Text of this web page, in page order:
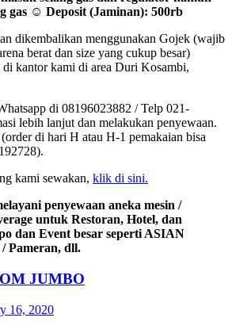
gas ☺ Deposit (Jaminan): 500rb
dikembalikan menggunakan Gojek (wajib
berat dan size yang cukup besar)
kantor kami di area Duri Kosambi,
di 08196023882 / Telp 021-
lebih lanjut dan melakukan penyewaan.
di hari H atau H-1 pemakaian bisa
kami sewakan, klik di sini.
penyewaan aneka mesin /
untuk Restoran, Hotel, dan
dan Event besar seperti ASIAN
Pameran, dll.
JUMBO
16, 2020